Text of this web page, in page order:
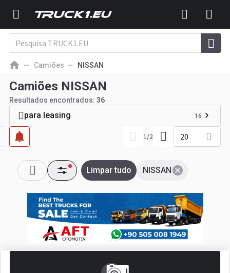
Camiões NISSAN
Camiões NISSAN
Resultados encontrados: 36
para leasing 16
1/2 20
NISSAN
Limpar tudo